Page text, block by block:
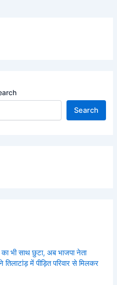
Search
का भी साथ छुटा, अब भाजपा नेता
तिलाटांड़ में पीड़ित परिवार से मिलकर